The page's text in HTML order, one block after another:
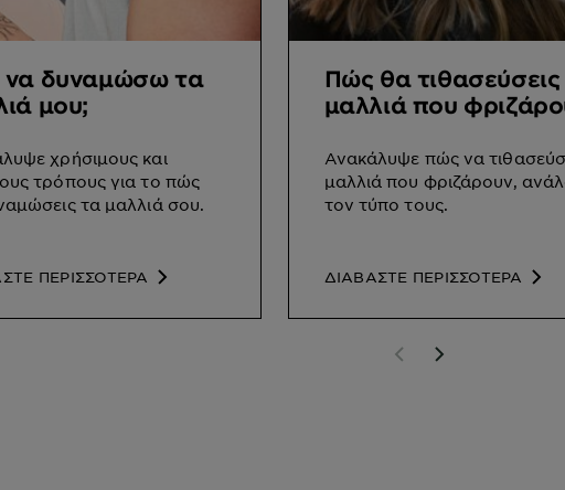
δυναμώσω τα
μου;
χρήσιμους και
τρόπους για το πώς
τα μαλλιά σου.
ΠΕΡΙΣΣΟΤΕΡΑ
Πώς θα
μαλλιά που
Ανακάλυψε πώς να
μαλλιά που φριζάρουν,
τον τύπο τους.
ΔΙΑΒΑΣΤΕ ΠΕΡΙΣΣΟΤΕΡΑ